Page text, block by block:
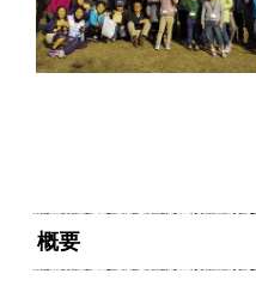
概要